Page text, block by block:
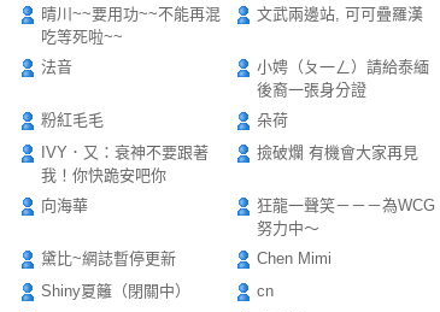
晴川~~要用功~~不能再混
吃等死啦~~
文武兩邊站, 可可疊羅漢
法音
小娉（ㄆ一ㄥ）請給泰緬
後裔一張身分證
粉紅毛毛
朵荷
IVY．又：衰神不要跟著
我！你快跪安吧你
撿破爛 有機會大家再見
向海華
狂龍一聲笑－－－為WCG
努力中～
黛比~網誌暫停更新
Chen Mimi
Shiny夏籬（閉關中）
cn